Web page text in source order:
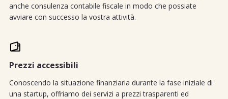
anche consulenza contabile fiscale in modo che possiate
avviare con successo la vostra attività.
Prezzi accessibili
Conoscendo la situazione finanziaria durante la fase iniziale di
una startup, offriamo dei servizi a prezzi trasparenti ed